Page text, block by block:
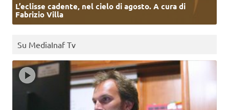
L’eclisse cadente, nel cielo di agosto. A cura di
Fabrizio Villa
Su MediaInaf Tv